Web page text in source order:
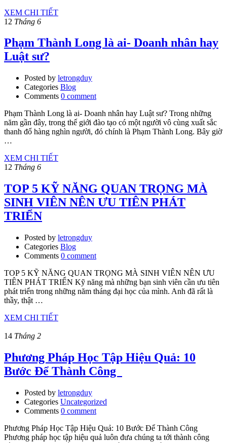
XEM CHI TIẾT
12 Tháng 6
Phạm Thành Long là ai- Doanh nhân hay
Luật sư?
Posted by letrongduy
Categories Blog
Comments 0 comment
Phạm Thành Long là ai- Doanh nhân hay Luật sư? Trong những
năm gần đây, trong thế giới đào tạo có một người vô cùng xuất sắc
thanh đổ hàng nghìn người, đó chính là Phạm Thành Long. Bây giờ
…
XEM CHI TIẾT
12 Tháng 6
TOP 5 KỸ NĂNG QUAN TRỌNG MÀ
SINH VIÊN NÊN ƯU TIÊN PHÁT
TRIỂN
Posted by letrongduy
Categories Blog
Comments 0 comment
TOP 5 KỸ NĂNG QUAN TRỌNG MÀ SINH VIÊN NÊN ƯU
TIÊN PHÁT TRIỂN Kỹ năng mà những bạn sinh viên cần ưu tiên
phát triển trong những năm tháng đại học của mình. Anh đã rất là
thầy, thật …
XEM CHI TIẾT
14 Tháng 2
Phương Pháp Học Tập Hiệu Quả: 10
Bước Để Thành Công
Posted by letrongduy
Categories Uncategorized
Comments 0 comment
Phương Pháp Học Tập Hiệu Quả: 10 Bước Để Thành Công
Phương pháp học tập hiệu quả luôn đưa chúng ta tới thành công